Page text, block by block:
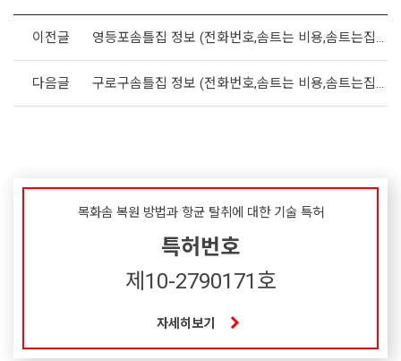
이전글 영등포솜틀집 정보 (전화번호,솜트는 비용,솜트는집 위치)
다음글 구로구솜틀집 정보 (전화번호,솜트는 비용,솜트는집 위치)
목화솜 복원 방법과 항균 탈취에 대한 기술 특허
특허번호
제10-2790171호
자세히보기